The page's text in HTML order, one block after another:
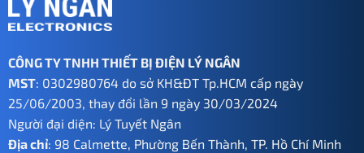
CÔNG TY TNHH THIẾT BỊ ĐIỆN LÝ NGÂN
MST: 0302980764 do sở KH&ĐT Tp.HCM cấp ngày
25/06/2003, thay đổi lần 9 ngày 30/03/2024
Người đại diện: Lý Tuyết Ngân
Địa chỉ: 98 Calmette, Phường Bến Thành, TP. Hồ Chí Minh